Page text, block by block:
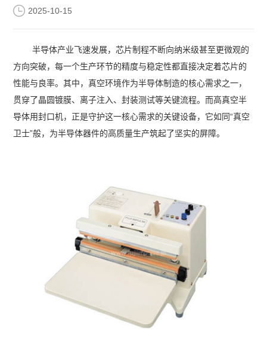
2025-10-15
半导体产业飞速发展，芯片制程不断向纳米级甚至更微观的
方向突破，每一个生产环节的精度与稳定性都直接决定着芯片的
性能与良率。其中，真空环境作为半导体制造的核心需求之一，
贯穿了晶圆镀膜、离子注入、封装测试等关键流程。而高真空半
导体用封口机，正是守护这一核心需求的关键设备，它如同“真空
卫士”般，为半导体器件的高质量生产筑起了坚实的屏障。